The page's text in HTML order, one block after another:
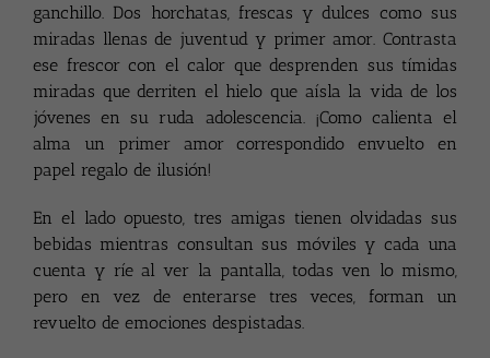
ganchillo. Dos horchatas, frescas y dulces como sus
miradas llenas de juventud y primer amor. Contrasta
ese frescor con el calor que desprenden sus tímidas
miradas que derriten el hielo que aísla la vida de los
jóvenes en su ruda adolescencia. ¡Como calienta el
alma un primer amor correspondido envuelto en
papel regalo de ilusión!
En el lado opuesto, tres amigas tienen olvidadas sus
bebidas mientras consultan sus móviles y cada una
cuenta y ríe al ver la pantalla, todas ven lo mismo,
pero en vez de enterarse tres veces, forman un
revuelto de emociones despistadas.